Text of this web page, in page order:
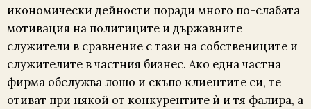
икономически дейности поради много по-слабата
мотивация на политиците и държавните
служители в сравнение с тази на собствениците и
служителите в частния бизнес. Ако една частна
фирма обслужва лошо и скъпо клиентите си, те
отиват при някой от конкурентите ѝ и тя фалира, а